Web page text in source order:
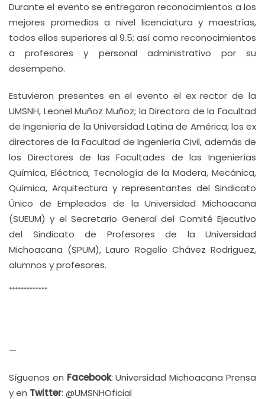
Durante el evento se entregaron reconocimientos a los
mejores promedios a nivel licenciatura y maestrías,
todos ellos superiores al 9.5; así como reconocimientos
a profesores y personal administrativo por su
desempeño.
Estuvieron presentes en el evento el ex rector de la
UMSNH, Leonel Muñoz Muñoz; la Directora de la Facultad
de Ingeniería de la Universidad Latina de América; los ex
directores de la Facultad de Ingeniería Civil, además de
los Directores de las Facultades de las Ingenierías
Química, Eléctrica, Tecnología de la Madera, Mecánica,
Química, Arquitectura y representantes del Sindicato
Único de Empleados de la Universidad Michoacana
(SUEUM) y el Secretario General del Comité Ejecutivo
del Sindicato de Profesores de la Universidad
Michoacana (SPUM), Lauro Rogelio Chávez Rodriguez,
alumnos y profesores.
*************
—
Síguenos en Facebook: Universidad Michoacana Prensa
y en Twitter: @UMSNHOficial